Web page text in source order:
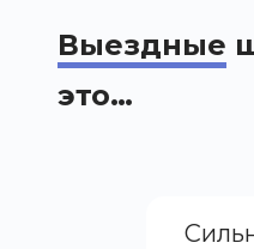
Выездные
это…